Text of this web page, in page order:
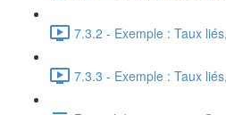
7.3.2 - Exemple : Taux
7.3.3 - Exemple : Taux